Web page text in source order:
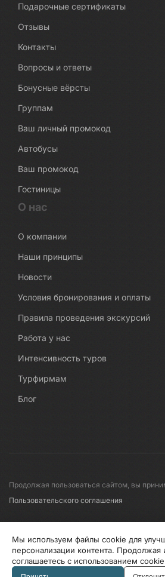
Подарочные сертификаты
Отзывы
Контакты
Вопросы и ответы
Бонусные вёрсты
Группам
Ваш личный промокод
Автобусы
Ваш промокод
Гостиницы
О нас
О компании
Наши принципы
Новости
Условия бронирования и оплаты
Правила проведения экскурсий
Работа у нас
Интенсивность туров
Турфирмам
Блог
Продолжая пользоваться сайтом, вы
Пользовательского соглашения
© 2008-2026 Первые линии
Информация по исп. cookies Правила
Мы используем файлы cookie для
персонализации контента. Продолжая
соглашаетесь с использованием